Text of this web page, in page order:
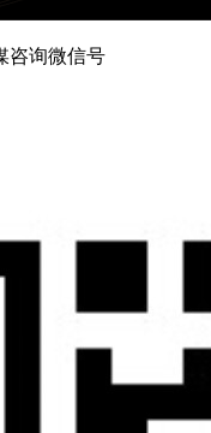
咨询微信号